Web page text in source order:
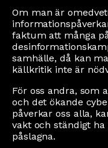
Om man är
faktum att många
samhälle, då kan
källkritik inte är
För oss andra, som
och det ökande
påverkar oss alla,
vakt och ständigt
påslagna.